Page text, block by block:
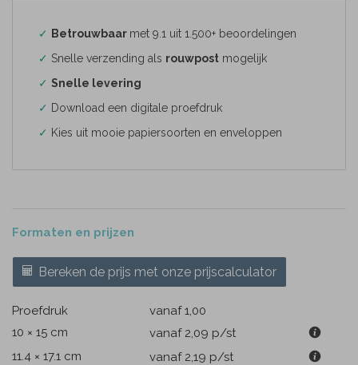
✓ Betrouwbaar met 9.1 uit 1.500+ beoordelingen
✓ Snelle verzending als rouwpost mogelijk
✓ Snelle levering
✓ Download een digitale proefdruk
✓ Kies uit mooie papiersoorten en enveloppen
Formaten en prijzen
Bereken de prijs met onze prijscalculator
Proefdruk
vanaf 1,00
10 × 15 cm
vanaf 2,09 p/st
11.4 × 17.1 cm
vanaf 2,19 p/st